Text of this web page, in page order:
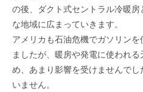
の後、ダクト式セントラル冷暖
な地域に広まっていきます。
アメリカも石油危機でガソリン
ましたが、暖房や発電に使われ
め、あまり影響を受けませんで
いません。